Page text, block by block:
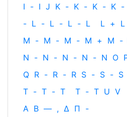
I - I J K - K - K - K -
- L - L - L - L L + L
M - M - M - M + M -
N - N - N - N - N O
Q R - R - R S - S - S
T - T - T T - T U V
Α Β — , Δ Π -